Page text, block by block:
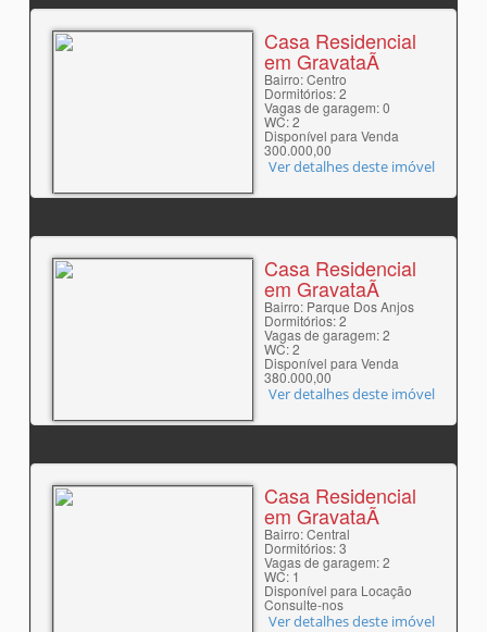
Casa Residencial
em GravataÃ­
Bairro: Centro
Dormitórios: 2
Vagas de garagem: 0
WC: 2
Disponível para Venda
300.000,00
Ver detalhes deste imóvel
Casa Residencial
em GravataÃ­
Bairro: Parque Dos Anjos
Dormitórios: 2
Vagas de garagem: 2
WC: 2
Disponível para Venda
380.000,00
Ver detalhes deste imóvel
Casa Residencial
em GravataÃ­
Bairro: Central
Dormitórios: 3
Vagas de garagem: 2
WC: 1
Disponível para Locação
Consulte-nos
Ver detalhes deste imóvel